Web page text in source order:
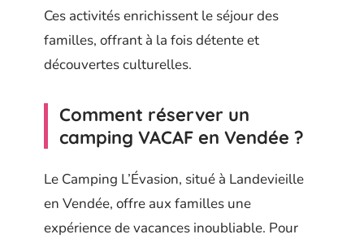
Ces activités enrichissent le séjour des
familles, offrant à la fois détente et
découvertes culturelles.
Comment réserver un
camping VACAF en Vendée ?
Le Camping L’Évasion, situé à Landevieille
en Vendée, offre aux familles une
expérience de vacances inoubliable. Pour